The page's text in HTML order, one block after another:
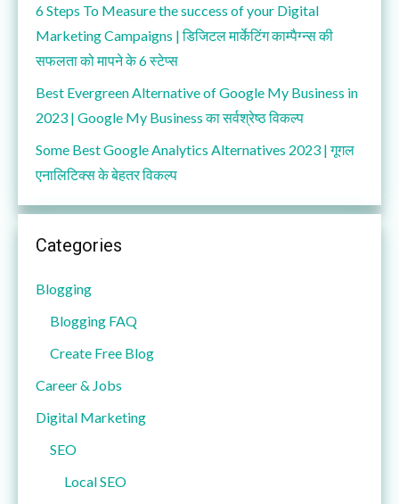
6 Steps To Measure the success of your Digital
Marketing Campaigns | डिजिटल मार्केटिंग काम्पैग्न्स की
सफलता को मापने के 6 स्टेप्स
Best Evergreen Alternative of Google My Business in
2023 | Google My Business का सर्वश्रेष्ठ विकल्प
Some Best Google Analytics Alternatives 2023 | गूगल
एनालिटिक्स के बेहतर विकल्प
Categories
Blogging
Blogging FAQ
Create Free Blog
Career & Jobs
Digital Marketing
SEO
Local SEO